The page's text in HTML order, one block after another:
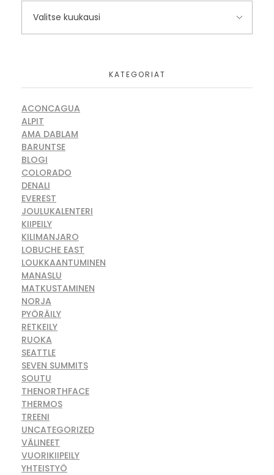
KATEGORIAT
ACONCAGUA
ALPIT
AMA DABLAM
BARUNTSE
BLOGI
COLORADO
DENALI
EVEREST
JOULUKALENTERI
KIIPEILY
KILIMANJARO
LOBUCHE EAST
LOUKKAANTUMINEN
MANASLU
MATKUSTAMINEN
NORJA
PYÖRÄILY
RETKEILY
RUOKA
SEATTLE
SEVEN SUMMITS
SOUTU
THENORTHFACE
THERMOS
TREENI
UNCATEGORIZED
VÄLINEET
VUORIKIIPEILY
YHTEISTYÖ